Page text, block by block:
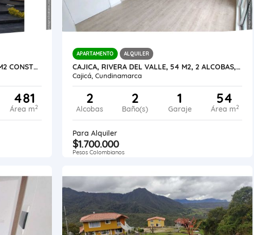
CHIA, KALAMARY, LOTE 900 M2, 481 M2 CONSTRUIDOS
481
Área m2
APARTAMENTO ALQUILER
CAJICA, RIVERA DEL VALLE, 54 M2, 2 ALCOBAS, ASCENSOR
Cajicá, Cundinamarca
2
Alcobas
2
Baño(s)
1
Garaje
54
Área m2
Para Alquiler
$1.700.000
Pesos Colombianos